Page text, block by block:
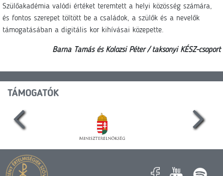
Szülőakadémia valódi értéket teremtett a helyi közösség számára,
és fontos szerepet töltött be a családok, a szülők és a nevelők
támogatásában a digitális kor kihívásai közepette.
Barna Tamás és Kolozsi Péter / taksonyi KÉSZ-csoport
TÁMOGATÓK